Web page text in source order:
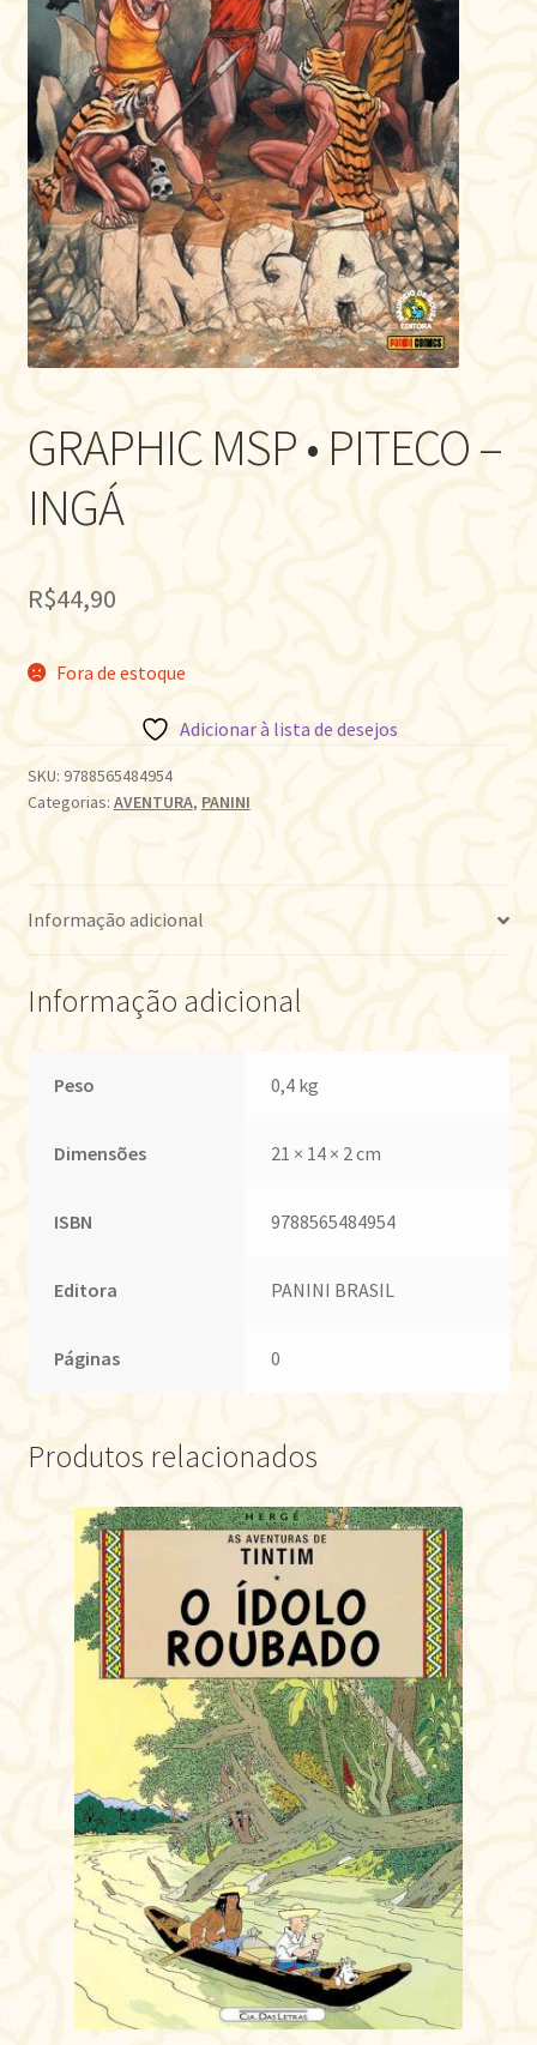
GRAPHIC MSP • PITECO –
INGÁ
R$44,90
Fora de estoque
Adicionar à lista de desejos
SKU: 9788565484954
Categorias: AVENTURA, PANINI
Informação adicional
Informação adicional
Peso 0,4 kg
Dimensões 21 × 14 × 2 cm
ISBN 9788565484954
Editora PANINI BRASIL
Páginas 0
Produtos relacionados